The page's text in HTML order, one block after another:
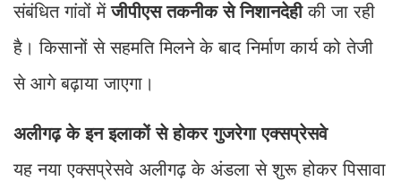
संबंधित गांवों मेंजीपीएस तकनीक से निशानदेहीकी जा रही
है। किसानों से सहमति मिलने के बाद निर्माण कार्य को तेजी
से आगे बढ़ाया जाएगा।
अलीगढ़ के इन इलाकों से होकर गुजरेगा एक्सप्रेसवे
यह नया एक्सप्रेसवे अलीगढ़ के अंडला से शुरू होकर पिसावा